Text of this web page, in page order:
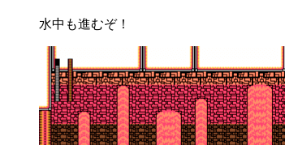
水中も進むぞ！